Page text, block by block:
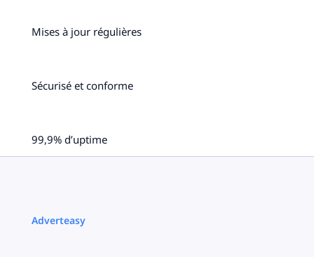
Mises à jour régulières
Sécurisé et conforme
99,9% d’uptime
Adverteasy